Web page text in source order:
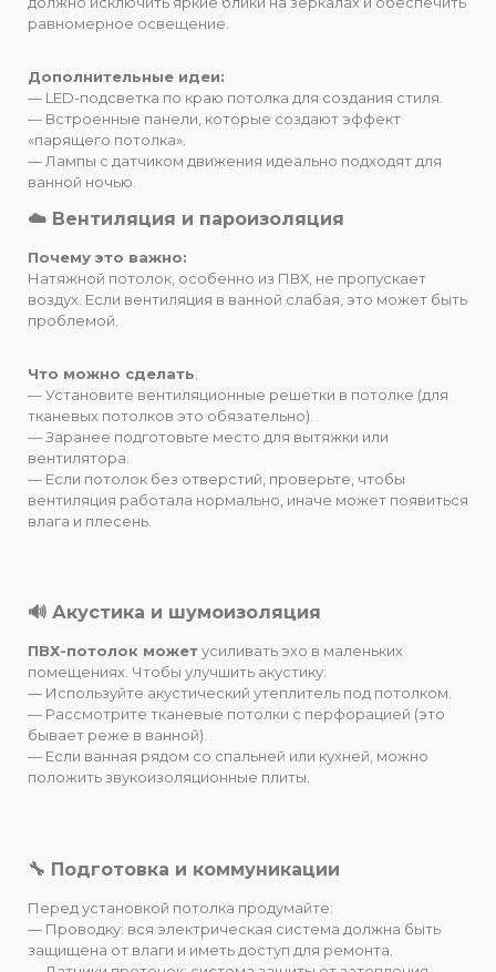
равномерное освещение.
Дополнительные идеи:
— LED-подсветка по краю потолка для создания стиля.
— Встроенные панели, которые создают эффект
«парящего потолка».
— Лампы с датчиком движения идеально подходят для
ванной ночью.
☁️ Вентиляция и пароизоляция
Почему это важно:
Натяжной потолок, особенно из ПВХ, не пропускает
воздух. Если вентиляция в ванной слабая, это может быть
проблемой.
Что можно сделать:
— Установите вентиляционные решетки в потолке (для
тканевых потолков это обязательно).
— Заранее подготовьте место для вытяжки или
вентилятора.
— Если потолок без отверстий, проверьте, чтобы
вентиляция работала нормально, иначе может появиться
влага и плесень.
🔊 Акустика и шумоизоляция
ПВХ-потолок можетусиливать эхо в маленьких
помещениях. Чтобы улучшить акустику:
— Используйте акустический утеплитель под потолком.
— Рассмотрите тканевые потолки с перфорацией (это
бывает реже в ванной).
— Если ванная рядом со спальней или кухней, можно
положить звукоизоляционные плиты.
🔧 Подготовка и коммуникации
Перед установкой потолка продумайте:
— Проводку: вся электрическая система должна быть
защищена от влаги и иметь доступ для ремонта.